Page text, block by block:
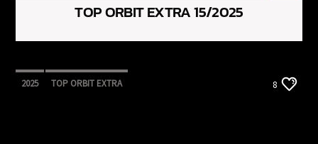
TOP ORBIT EXTRA 15/2025
2025 TOP ORBIT EXTRA 8